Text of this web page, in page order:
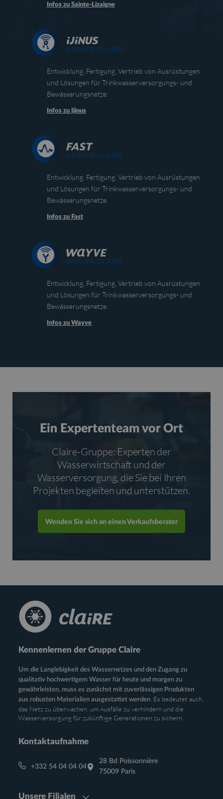
Infos zu Sainte-Lizaigne
Entwicklung, Fertigung, Vertrieb von Ausrüstungen
und Lösungen für Trinkwasserversorgungs- und
Bewässerungsnetze.
Infos zu Ijinus
Entwicklung, Fertigung, Vertrieb von Ausrüstungen
und Lösungen für Trinkwasserversorgungs- und
Bewässerungsnetze.
Infos zu Fast
Entwicklung, Fertigung, Vertrieb von Ausrüstungen
und Lösungen für Trinkwasserversorgungs- und
Bewässerungsnetze.
Infos zu Wayve
Ein Expertenteam vor Ort
Claire-Gruppe: Experten der
Wasserwirtschaft und der
Wasserversorgung, die Sie bei Ihren
Projekten begleiten und unterstützen.
Wenden Sie sich an einen Verkaufsberater
Kennenlernen der Gruppe Claire
Um die Langlebigkeit des Wassernetzes und den Zugang zu
qualitativ hochwertigem Wasser für heute und morgen zu
gewährleisten, muss es zunächst mit zuverlässigen Produkten
aus robusten Materialien ausgestattet werden . Es bedeutet auch,
das Netz zu überwachen, um Ausfälle zu verhindern und die
Wasserversorgung für zukünftige Generationen zu sichern.
Kontaktaufnahme
+332 54 04 04 04
28 Bd Poissonnière
75009 Paris
Unsere Filialen